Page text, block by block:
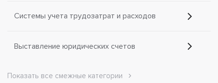
Системы учета трудозатрат и расходов
Выставление юридических счетов
Показать все смежные категории